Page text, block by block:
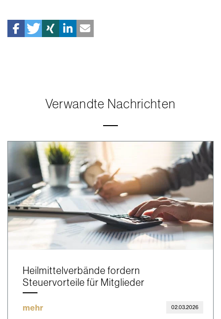
Verwandte Nachrichten
Heilmittelverbände fordern
Steuervorteile für Mitglieder
mehr 02.03.2026